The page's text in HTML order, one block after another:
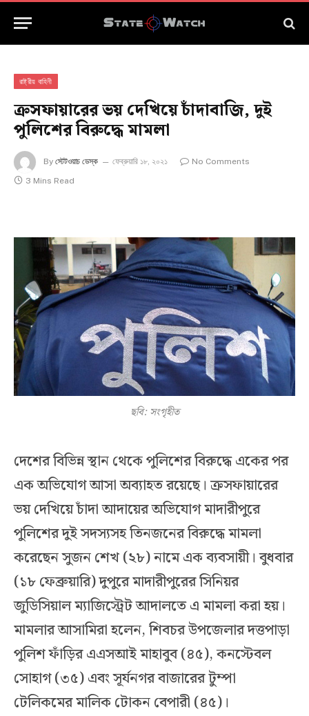
রাষ্ট্রীয় বাহিনী
ক্রসফায়ারের ভয় দেখিয়ে চাঁদাবাজি, দুই
পুলিশের বিরুদ্ধে মামলা
By স্টেটওয়াচ ডেস্ক ফেব্রুয়ারি ১৮, ২০২১
No Comments
3 Mins Read
ছবি: সংগৃহীত
দেশের বিভিন্ন স্থান থেকে পুলিশের বিরুদ্ধে একের পর
এক অভিযোগ আসা অব্যাহত রয়েছে। ক্রসফায়ারের
ভয় দেখিয়ে চাঁদা আদায়ের অভিযোগ মাদারীপুরে
পুলিশের দুই সদস্যসহ তিনজনের বিরুদ্ধে মামলা
করেছেন সুজন শেখ (২৮) নামে এক ব্যবসায়ী। বুধবার
(১৮ ফেব্রুয়ারি) দুপুরে মাদারীপুরের সিনিয়র
জুডিসিয়াল ম্যাজিস্ট্রেট আদালতে এ মামলা করা হয়।
মামলার আসামিরা হলেন, শিবচর উপজেলার দত্তপাড়া
পুলিশ ফাঁড়ির এএসআই মাহাবুব (৪৫), কনস্টেবল
সোহাগ (৩৫) এবং সূর্যনগর বাজারের টুম্পা
টেলিকমের মালিক টোকন বেপারী (৪৫)।